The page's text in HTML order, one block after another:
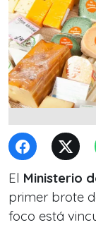
El Ministerio
primer brote
foco está